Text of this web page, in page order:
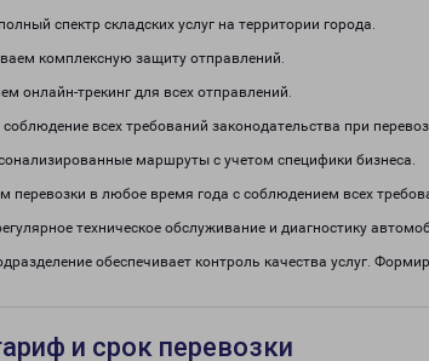
спектр складских услуг на территории города.
комплексную защиту отправлений.
онлайн-трекинг для всех отправлений.
всех требований законодательства при
маршруты с учетом специфики бизнеса.
перевозки в любое время года с соблюдением всех
техническое обслуживание и диагностику
обеспечивает контроль качества услуг.
и срок перевозки